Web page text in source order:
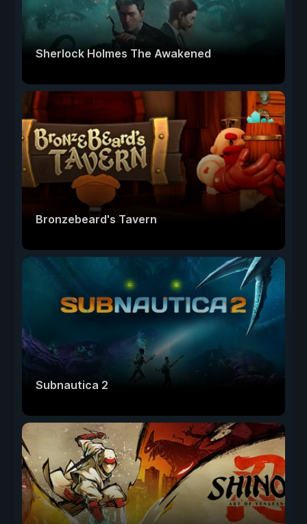
Sherlock Holmes The Awakened
Bronzebeard's Tavern
Subnautica 2